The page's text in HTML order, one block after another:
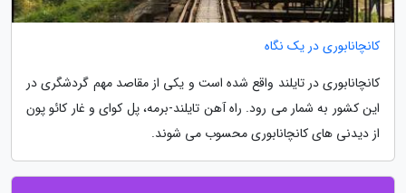
کانچانابوری در یک نگاه
کانچانابوری در تایلند واقع شده است و یکی از مقاصد مهم گردشگری در
این کشور به شمار می رود. راه آهن تایلند-برمه، پل کوای و غار کائو پون
از دیدنی های کانچانابوری محسوب می شوند.